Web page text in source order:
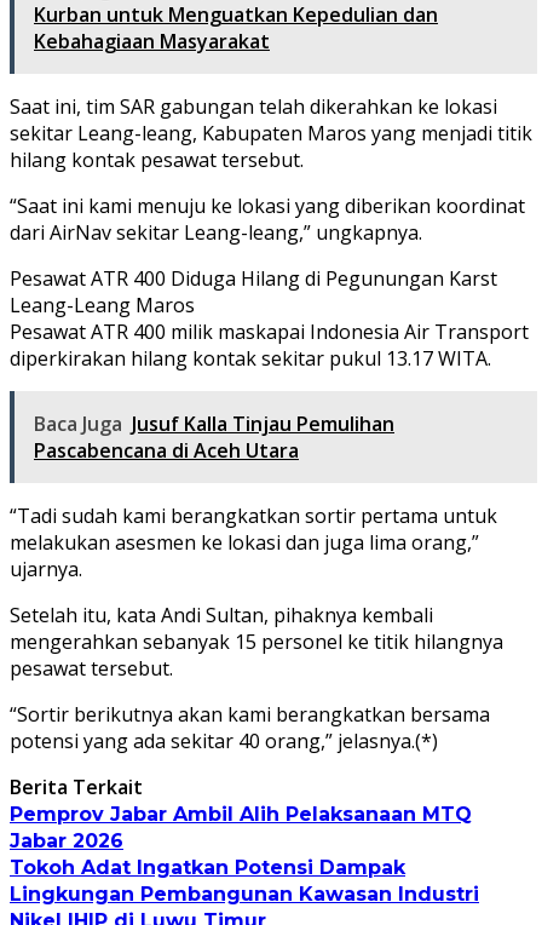
Kurban untuk Menguatkan Kepedulian dan
Kebahagiaan Masyarakat
Saat ini, tim SAR gabungan telah dikerahkan ke lokasi
sekitar Leang-leang, Kabupaten Maros yang menjadi titik
hilang kontak pesawat tersebut.
“Saat ini kami menuju ke lokasi yang diberikan koordinat
dari AirNav sekitar Leang-leang,” ungkapnya.
Pesawat ATR 400 Diduga Hilang di Pegunungan Karst
Leang-Leang Maros
Pesawat ATR 400 milik maskapai Indonesia Air Transport
diperkirakan hilang kontak sekitar pukul 13.17 WITA.
Baca Juga Jusuf Kalla Tinjau Pemulihan
Pascabencana di Aceh Utara
“Tadi sudah kami berangkatkan sortir pertama untuk
melakukan asesmen ke lokasi dan juga lima orang,”
ujarnya.
Setelah itu, kata Andi Sultan, pihaknya kembali
mengerahkan sebanyak 15 personel ke titik hilangnya
pesawat tersebut.
“Sortir berikutnya akan kami berangkatkan bersama
potensi yang ada sekitar 40 orang,” jelasnya.(*)
Berita Terkait
Pemprov Jabar Ambil Alih Pelaksanaan MTQ
Jabar 2026
Tokoh Adat Ingatkan Potensi Dampak
Lingkungan Pembangunan Kawasan Industri